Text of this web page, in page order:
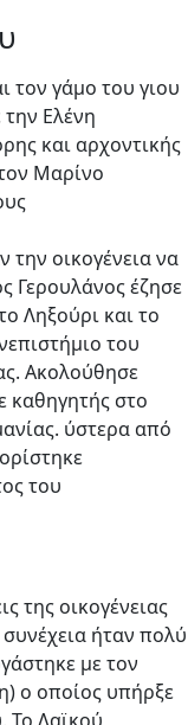
τον γάμο του γιου
Ελένη
και αρχοντικής
Μαρίνο
την οικογένεια να
Γερουλάνος έζησε
Ληξούρι και το
του
Ακολούθησε
καθηγητής στο
ύστερα από
του
της οικογένειας
ήταν πολύ
με τον
ο οποίος υπήρξε